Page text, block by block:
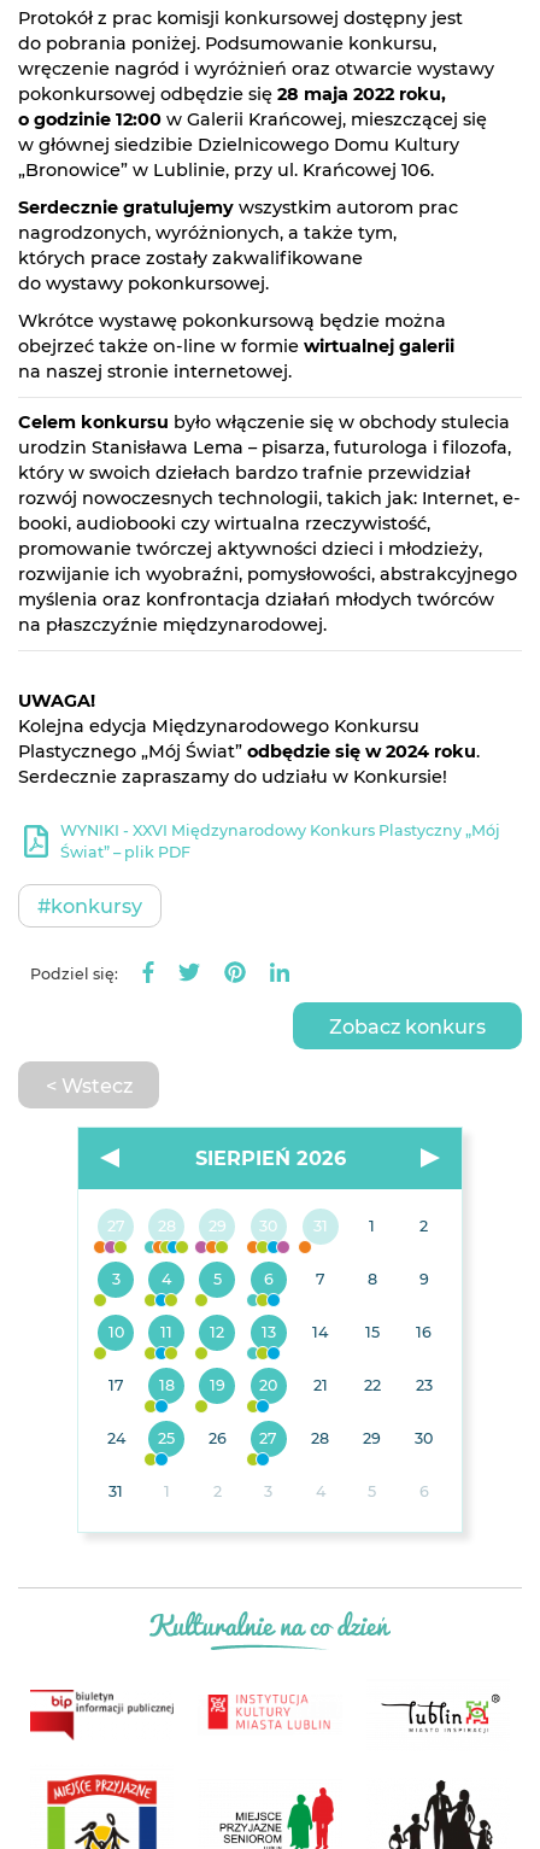
Protokół z prac komisji konkursowej dostępny jest
do pobrania poniżej. Podsumowanie konkursu,
wręczenie nagród i wyróżnień oraz otwarcie wystawy
pokonkursowej odbędzie się 28 maja 2022 roku,
o godzinie 12:00 w Galerii Krańcowej, mieszczącej się
w głównej siedzibie Dzielnicowego Domu Kultury
„Bronowice” w Lublinie, przy ul. Krańcowej 106.
Serdecznie gratulujemy wszystkim autorom prac
nagrodzonych, wyróżnionych, a także tym,
których prace zostały zakwalifikowane
do wystawy pokonkursowej.
Wkrótce wystawę pokonkursową będzie można
obejrzeć także on-line w formie wirtualnej galerii
na naszej stronie internetowej.
Celem konkursu było włączenie się w obchody stulecia
urodzin Stanisława Lema – pisarza, futurologa i filozofa,
który w swoich dziełach bardzo trafnie przewidział
rozwój nowoczesnych technologii, takich jak: Internet, e-
booki, audiobooki czy wirtualna rzeczywistość,
promowanie twórczej aktywności dzieci i młodzieży,
rozwijanie ich wyobraźni, pomysłowości, abstrakcyjnego
myślenia oraz konfrontacja działań młodych twórców
na płaszczyźnie międzynarodowej.
UWAGA!
Kolejna edycja Międzynarodowego Konkursu
Plastycznego „Mój Świat” odbędzie się w 2024 roku.
Serdecznie zapraszamy do udziału w Konkursie!
WYNIKI - XXVI Międzynarodowy Konkurs Plastyczny „Mój
Świat” – plik PDF
#konkursy
Podziel się:
< Wstecz
Zobacz konkurs
SIERPIEŃ 2026
27 28 29 30 31 1 2
3 4 5 6 7 8 9
10 11 12 13 14 15 16
17 18 19 20 21 22 23
24 25 26 27 28 29 30
31 1 2 3 4 5 6